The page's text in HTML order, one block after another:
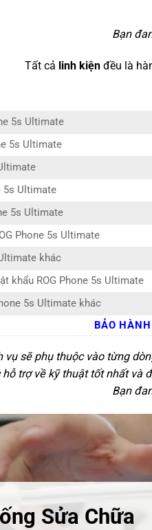
Bạn
Tất cả linh kiệnđều là
5s Ultimate
5s Ultimate
5s Ultimate
5s Ultimate
Phone 5s Ultimate
khác
khẩu ROG Phone 5s Ultimate
5s Ultimate khác
BẢO
sẽ phụ thuộc vào từng
trợ về kỹ thuật tốt nhất và
Bạn
Sửa Chữa